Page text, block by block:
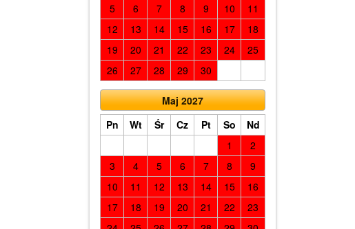
5
6 7 8 9 10
11
12
13 14 15 16 17
18
19
20 21 22 23 24
25
26
27 28 29 30
Maj 2027
Pn
Wt Śr Cz Pt So
Nd
1
2
3
4 5 6 7 8
9
10
11 12 13 14 15
16
17
18 19 20 21 22
23